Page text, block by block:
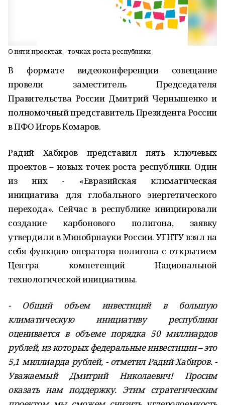
О пяти проектах – точках роста республики
В формате видеоконференции совещание
провели заместитель Председателя
Правительства России Дмитрий Чернышенко и
полномочный представитель Президента России
в ПФО Игорь Комаров.
Радий Хабиров представил пять ключевых
проектов – новых точек роста республики. Один
из них - «Евразийская климатическая
инициатива для глобального энергетического
перехода». Сейчас в республике инициировали
создание карбонового полигона, заявку
утвердили в Минобрнауки России. УГНТУ взял на
себя функцию оператора полигона с открытием
Центра компетенций Национальной
технологической инициативы.
- Общий объем инвестиций в большую
климатическую инициативу республики
оценивается в объеме порядка 50 миллиардов
рублей, из которых федеральные инвестиции – это
5,1 миллиарда рублей, - отметил Радий Хабиров. -
Уважаемый Дмитрий Николаевич! Просим
оказать нам поддержку. Этим стратегическим